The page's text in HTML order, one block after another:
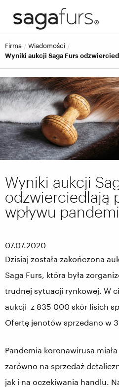
firma
wiadomości
Wyniki aukcji Saga Furs
Wyniki aukcji
odzwierciedlają
wpływu
07.07.2020
Dzisiaj została zakończona
Saga Furs, która była
trudnej sytuacji rynkowej. W
aukcji z 835 000 skór lisich
Ofertę jenotów sprzedano w
Pandemia koronawirusa
zarówno na sprzedaż
jak i na oczekiwania handlu.